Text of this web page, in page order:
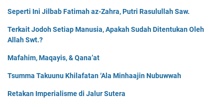
Seperti Ini Jilbab Fatimah az-Zahra, Putri Rasulullah Saw.
Terkait Jodoh Setiap Manusia, Apakah Sudah Ditentukan Oleh
Allah Swt.?
Mafahim, Maqayis, & Qana’at
Tsumma Takuunu Khilafatan ‘Ala Minhaajin Nubuwwah
Retakan Imperialisme di Jalur Sutera